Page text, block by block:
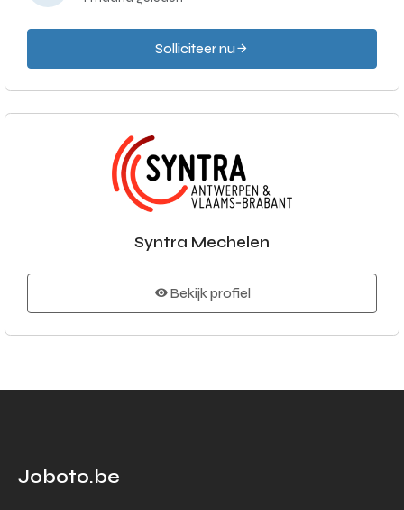
Solliciteer nu
Syntra Mechelen
Bekijk profiel
Joboto.be